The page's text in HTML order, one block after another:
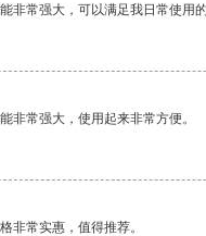
非常强大，可以满足我日常使用的
非常强大，使用起来非常方便。
非常实惠，值得推荐。